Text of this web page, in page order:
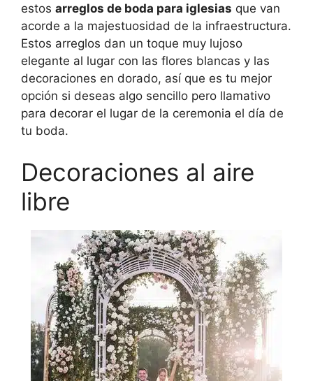
estos arreglos de boda para iglesias que van
acorde a la majestuosidad de la infraestructura.
Estos arreglos dan un toque muy lujoso
elegante al lugar con las flores blancas y las
decoraciones en dorado, así que es tu mejor
opción si deseas algo sencillo pero llamativo
para decorar el lugar de la ceremonia el día de
tu boda.
Decoraciones al aire
libre